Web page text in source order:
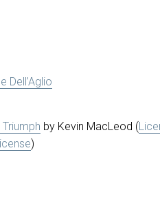
Dell’Aglio
by Kevin MacLeod (
)